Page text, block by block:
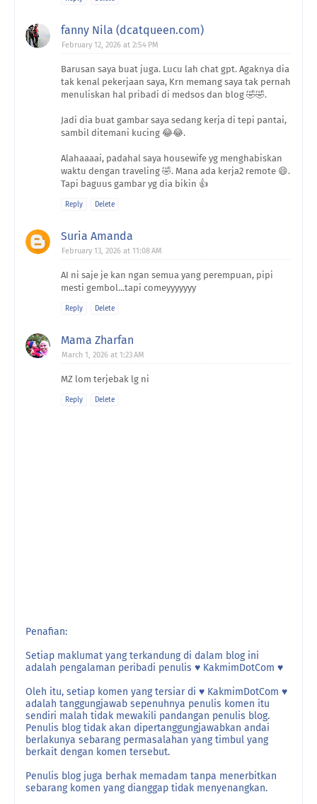
fanny Nila (dcatqueen.com)
February 12, 2026 at 2:54 PM
Barusan saya buat juga. Lucu lah chat gpt. Agaknya dia
tak kenal pekerjaan saya, Krn memang saya tak pernah
menuliskan hal pribadi di medsos dan blog 🤣🤣.
Jadi dia buat gambar saya sedang kerja di tepi pantai,
sambil ditemani kucing 😂😂.
Alahaaaai, padahal saya housewife yg menghabiskan
waktu dengan traveling 🤣. Mana ada kerja2 remote 😄.
Tapi baguus gambar yg dia bikin 👍
Reply Delete
Suria Amanda
February 13, 2026 at 11:08 AM
AI ni saje je kan ngan semua yang perempuan, pipi
mesti gembol...tapi comeyyyyyyy
Reply Delete
Mama Zharfan
March 1, 2026 at 1:23 AM
MZ lom terjebak lg ni
Reply Delete
Penafian:
Setiap maklumat yang terkandung di dalam blog ini
adalah pengalaman peribadi penulis ♥ KakmimDotCom ♥
Oleh itu, setiap komen yang tersiar di ♥ KakmimDotCom ♥
adalah tanggungjawab sepenuhnya penulis komen itu
sendiri malah tidak mewakili pandangan penulis blog.
Penulis blog tidak akan dipertanggungjawabkan andai
berlakunya sebarang permasalahan yang timbul yang
berkait dengan komen tersebut.
Penulis blog juga berhak memadam tanpa menerbitkan
sebarang komen yang dianggap tidak menyenangkan.